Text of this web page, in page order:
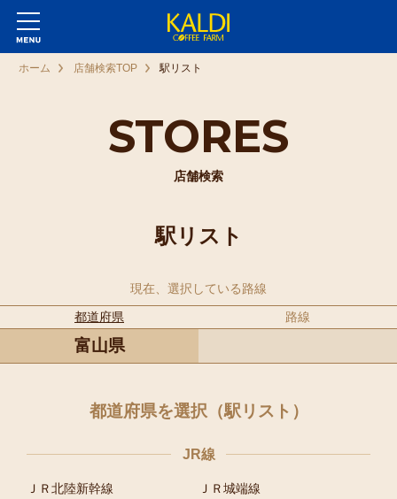
STORES
店舗検索
ホーム 店舗検索TOP 駅リスト
駅リスト
現在、選択している路線
都道府県
路線
富山県
都道府県を選択（駅リスト）
JR線
ＪＲ北陸新幹線 ＪＲ城端線